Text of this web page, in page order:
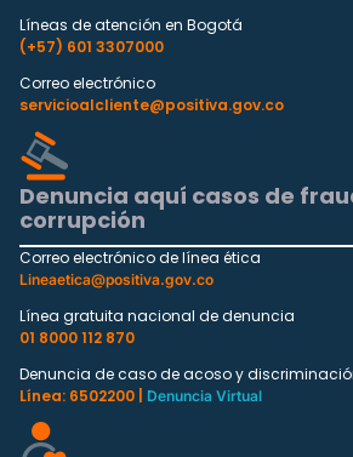
Líneas de atención en Bogotá
(+57) 601 3307000
Correo electrónico
servicioalcliente@positiva.gov.co
Denuncia aquí casos de
corrupción
Correo electrónico de línea ética
Lineaetica@positiva.gov.co
Línea gratuita nacional de denuncia
01 8000 112 870
Denuncia de caso de acoso y
Línea: 6502200 |
Denuncia Virtual